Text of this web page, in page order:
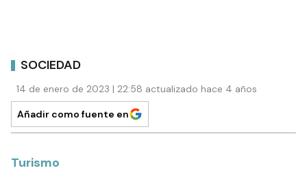
SOCIEDAD
14 de enero de 2023 | 22:58 actualizado hace 4 años
Añadir como fuente en
Turismo